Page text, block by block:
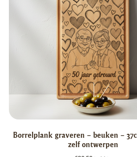
Borrelplank graveren – beuken –
zelf ontwerpen